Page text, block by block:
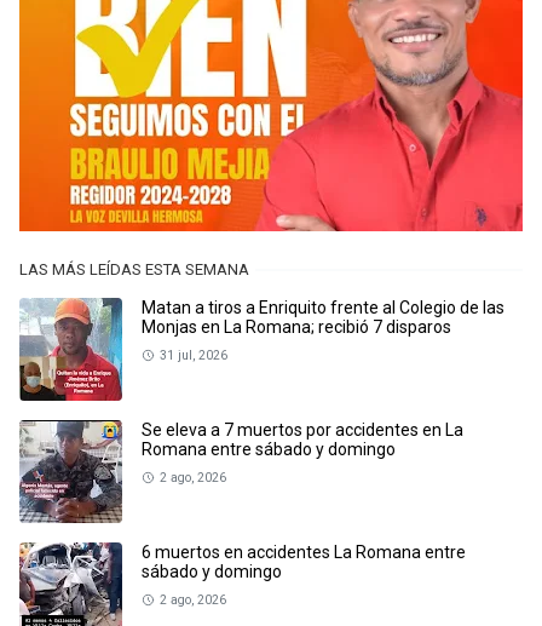
LAS MÁS LEÍDAS ESTA SEMANA
Matan a tiros a Enriquito frente al Colegio de las
Monjas en La Romana; recibió 7 disparos
31 jul, 2026
Se eleva a 7 muertos por accidentes en La
Romana entre sábado y domingo
2 ago, 2026
6 muertos en accidentes La Romana entre
sábado y domingo
2 ago, 2026